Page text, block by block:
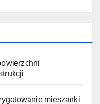
mieszanki